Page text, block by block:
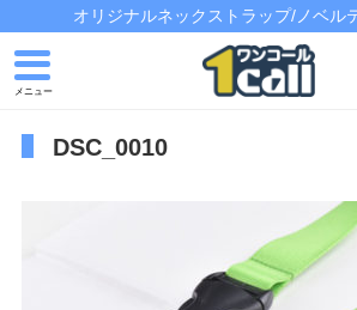
オリジナルネックストラップ/ノベル
トップページ
DSC_0010